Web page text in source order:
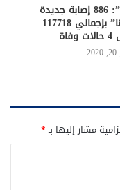
“الصحة”: 886 إصابة جديدة
بـ”كورونا” بإجمالي 117718
مشار إليها بـ*